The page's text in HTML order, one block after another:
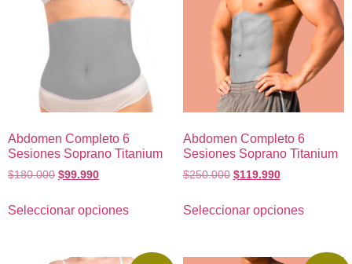
Abdomen Completo 6
Sesiones Soprano Titanium
$180.000 $99.990
Seleccionar opciones
Abdomen Completo 6
Sesiones Soprano Titanium
$250.000 $119.990
Seleccionar opciones